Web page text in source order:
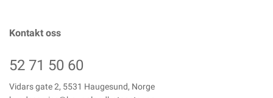
Kontakt oss
52 71 50 60
Vidars gate 2, 5531 Haugesund, Norge